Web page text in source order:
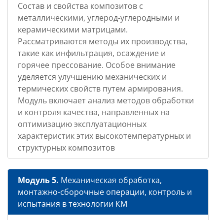
Состав и свойства композитов с
металлическими, углерод-углеродными и
керамическими матрицами.
Рассматриваются методы их производства,
такие как инфильтрация, осаждение и
горячее прессование. Особое внимание
уделяется улучшению механических и
термических свойств путем армирования.
Модуль включает анализ методов обработки
и контроля качества, направленных на
оптимизацию эксплуатационных
характеристик этих высокотемпературных и
структурных композитов
Модуль 5. Механическая обработка,
монтажно-сборочные операции, контроль и
испытания в технологии КМ